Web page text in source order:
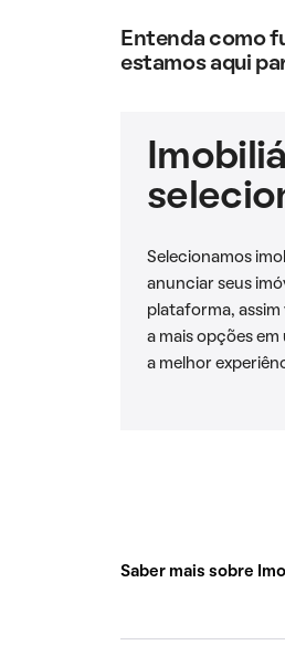
Entenda como
estamos aqui
Selecionamos
anunciar seus
plataforma,
a mais opções em
a melhor
Saber mais sobre